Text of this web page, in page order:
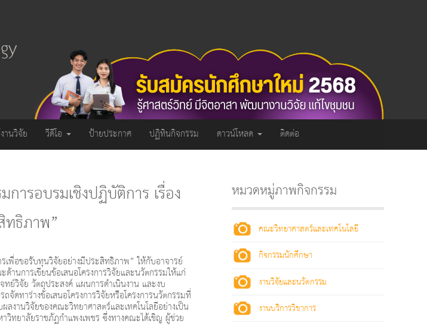
านวิจัย วีดีโอ ป้ายประกาศ ปฏิทินกิจกรรม ดาวน์โหลด ติดต่อ
ารอบรมเชิงปฏิบัติการ เรื่อง
ทธิภาพ”
เพื่อขอรับทุนวิจัยอย่างมีประสิทธิภาพ” ให้กับอาจารย์
นการเขียนข้อเสนอโครงการวิจัยและนวัตกรรมให้แก่
ทย์วิจัย วัตถุประสงค์ แผนการดำเนินงาน และงบ
ดทาร่างข้อเสนอโครงการวิจัยหรือโครงการนวัตกรรมที่
านวิจัยของคณะวิทยาศาสตร์และเทคโนโลยีอย่างเป็น
ทยาลัยราชภัฏกำแพงเพชร ซึ่งทางคณะได้เชิญ ผู้ช่วย
หมวดหมู่ภาพกิจกรรม
คณะวิทยาศาสตร์และเทคโนโลยี
กิจกรรมนักศึกษา
งานวิจัยและนวัตกรรม
งานบริการวิชาการ